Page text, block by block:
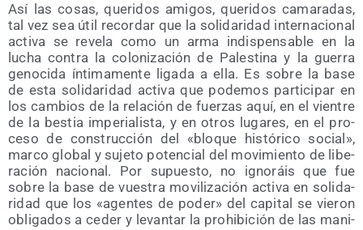
Así las cosas, que­ri­dos ami­gos, que­ri­dos cama­ra­das,
tal vez sea útil recor­dar que la soli­da­ri­dad inter­na­cio­nal
acti­va se reve­la como un arma indis­pen­sa­ble en la
lucha con­tra la colo­ni­za­ción de Pales­ti­na y la gue­rra
geno­ci­da ínti­ma­men­te liga­da a ella. Es sobre la base
de esta soli­da­ri­dad acti­va que pode­mos par­ti­ci­par en
los cam­bios de la rela­ción de fuer­zas aquí, en el vien­tre
de la bes­tia impe­ria­lis­ta, y en otros luga­res, en el pro­
ce­so de cons­truc­ción del «blo­que his­tó­ri­co social»,
mar­co glo­bal y suje­to poten­cial del movi­mien­to de libe­
ra­ción nacio­nal. Por supues­to, no igno­ráis que fue
sobre la base de vues­tra movi­li­za­ción acti­va en soli­da­
ri­dad que los «agen­tes de poder» del capi­tal se vie­ron
obli­ga­dos a ceder y levan­tar la prohi­bi­ción de las mani­